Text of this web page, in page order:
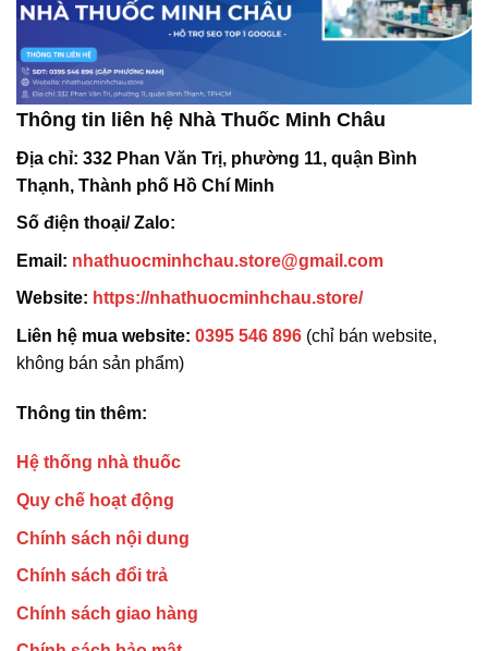
Thông tin liên hệ Nhà Thuốc Minh Châu
Địa chỉ: 332 Phan Văn Trị, phường 11, quận Bình
Thạnh, Thành phố Hồ Chí Minh
Số điện thoại/ Zalo:
Email: nhathuocminhchau.store@gmail.com
Website: https://nhathuocminhchau.store/
Liên hệ mua website: 0395 546 896 (chỉ bán website,
không bán sản phẩm)
Thông tin thêm:
Hệ thống nhà thuốc
Quy chế hoạt động
Chính sách nội dung
Chính sách đổi trả
Chính sách giao hàng